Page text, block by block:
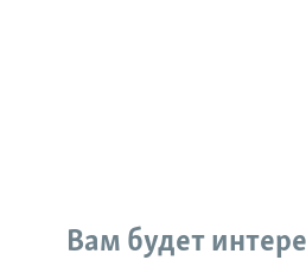
Вам будет